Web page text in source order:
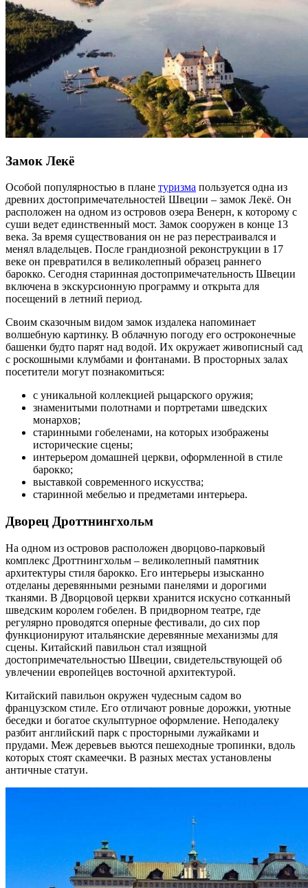
Замок Лекё
Особой популярностью в плане туризма пользуется одна из
древних достопримечательностей Швеции – замок Лекё. Он
расположен на одном из островов озера Венерн, к которому с
суши ведет единственный мост. Замок сооружен в конце 13
века. За время существования он не раз перестраивался и
менял владельцев. После грандиозной реконструкции в 17
веке он превратился в великолепный образец раннего
барокко. Сегодня старинная достопримечательность Швеции
включена в экскурсионную программу и открыта для
посещений в летний период.
Своим сказочным видом замок издалека напоминает
волшебную картинку. В облачную погоду его остроконечные
башенки будто парят над водой. Их окружает живописный сад
с роскошными клумбами и фонтанами. В просторных залах
посетители могут познакомиться:
с уникальной коллекцией рыцарского оружия;
знаменитыми полотнами и портретами шведских
монархов;
старинными гобеленами, на которых изображены
исторические сцены;
интерьером домашней церкви, оформленной в стиле
барокко;
выставкой современного искусства;
старинной мебелью и предметами интерьера.
Дворец Дроттнингхольм
На одном из островов расположен дворцово-парковый
комплекс Дроттнингхольм – великолепный памятник
архитектуры стиля барокко. Его интерьеры изысканно
отделаны деревянными резными панелями и дорогими
тканями. В Дворцовой церкви хранится искусно сотканный
шведским королем гобелен. В придворном театре, где
регулярно проводятся оперные фестивали, до сих пор
функционируют итальянские деревянные механизмы для
сцены. Китайский павильон стал изящной
достопримечательностью Швеции, свидетельствующей об
увлечении европейцев восточной архитектурой.
Китайский павильон окружен чудесным садом во
французском стиле. Его отличают ровные дорожки, уютные
беседки и богатое скульптурное оформление. Неподалеку
разбит английский парк с просторными лужайками и
прудами. Меж деревьев вьются пешеходные тропинки, вдоль
которых стоят скамеечки. В разных местах установлены
античные статуи.